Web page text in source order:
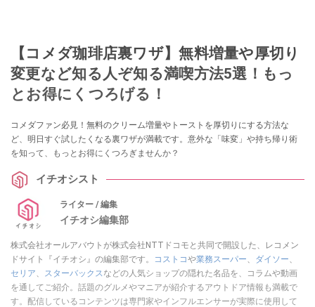
【コメダ珈琲店裏ワザ】無料増量や厚切り
変更など知る人ぞ知る満喫方法5選！もっ
とお得にくつろげる！
コメダファン必見！無料のクリーム増量やトーストを厚切りにする方法な
ど、明日すぐ試したくなる裏ワザが満載です。意外な「味変」や持ち帰り術
を知って、もっとお得にくつろぎませんか？
イチオシスト
ライター / 編集
イチオシ編集部
株式会社オールアバウトが株式会社NTTドコモと共同で開設した、レコメン
ドサイト『イチオシ』の編集部です。
コストコや業務スーパー ダイソー
セリア
スターバックス などの人気ショップの隠れた名品を、コラムや動画
を通してご紹介。話題のグルメやマニアが紹介するアウトドア情報も満載で
す。配信しているコンテンツは専門家やインフルエンサーが実際に使用して